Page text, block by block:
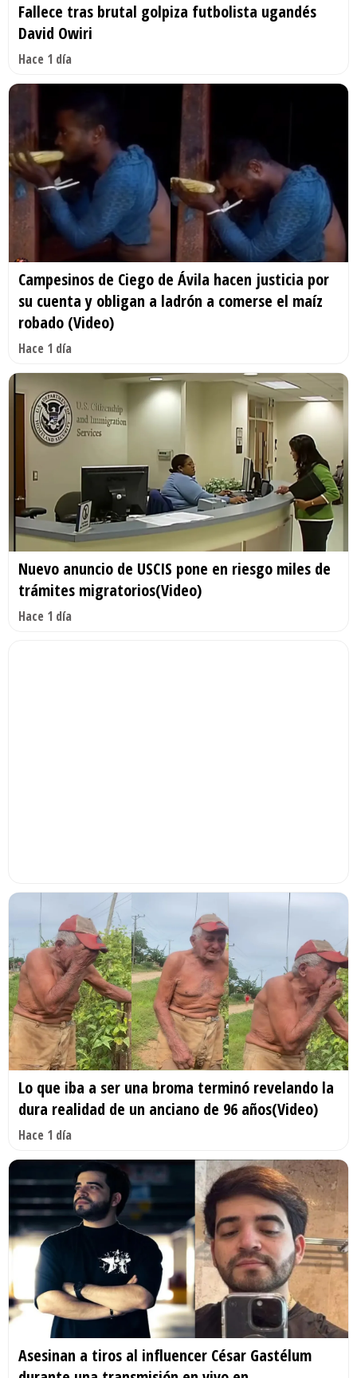
Fallece tras brutal golpiza futbolista ugandés
David Owiri
Hace 1 día
Campesinos de Ciego de Ávila hacen justicia por
su cuenta y obligan a ladrón a comerse el maíz
robado (Video)
Hace 1 día
Nuevo anuncio de USCIS pone en riesgo miles de
trámites migratorios(Video)
Hace 1 día
Lo que iba a ser una broma terminó revelando la
dura realidad de un anciano de 96 años(Video)
Hace 1 día
Asesinan a tiros al influencer César Gastélum